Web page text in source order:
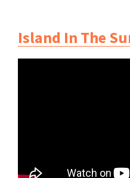
Island In The